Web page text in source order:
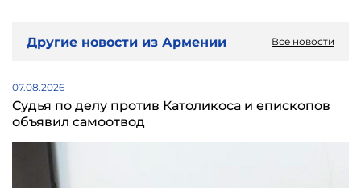
Другие новости из Армении Все новости
07.08.2026
Судья по делу против Католикоса и епископов
объявил самоотвод